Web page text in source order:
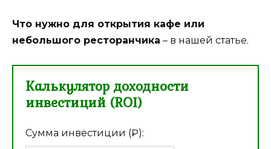
Что нужно для открытия кафе или
небольшого ресторанчика – в нашей статье.
Калькулятор доходности
инвестиций (ROI)
Сумма инвестиции (₽):